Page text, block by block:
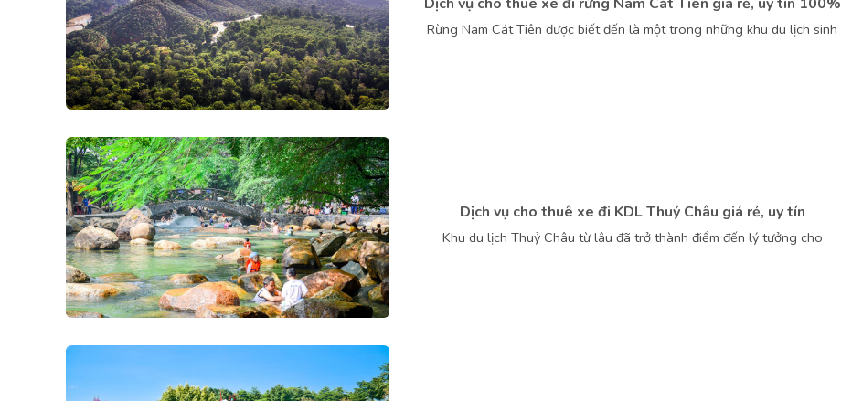
Rừng Nam Cát Tiên được biết đến là một trong những khu du lịch sinh
Dịch vụ cho thuê xe đi KDL Thuỷ Châu giá rẻ, uy tín
Khu du lịch Thuỷ Châu từ lâu đã trở thành điểm đến lý tưởng cho